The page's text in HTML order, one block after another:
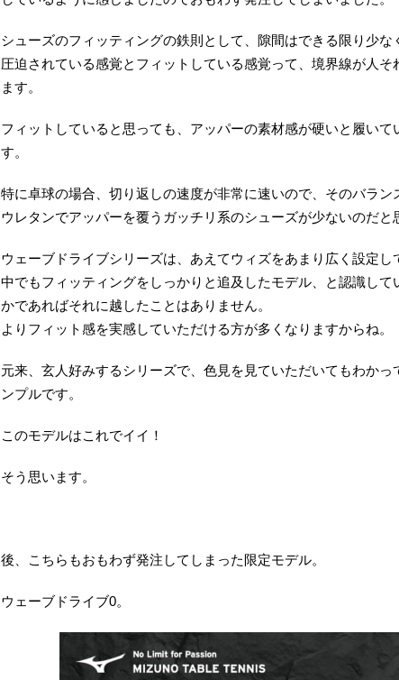
シューズのフィッティングの鉄則として、隙間はできる限り少な
圧迫されている感覚とフィットしている感覚って、境界線が人そ
ます。
フィットしていると思っても、アッパーの素材感が硬いと履いて
す。
特に卓球の場合、切り返しの速度が非常に速いので、そのバラン
ウレタンでアッパーを覆うガッチリ系のシューズが少ないのだと
ウェーブドライブシリーズは、あえてウィズをあまり広く設定
中でもフィッティングをしっかりと追及したモデル、と認識し
かであればそれに越したことはありません。
よりフィット感を実感していただける方が多くなりますからね。
元来、玄人好みするシリーズで、色見を見ていただいてもわかっ
ンプルです。
このモデルはこれでイイ！
そう思います。
後、こちらもおもわず発注してしまった限定モデル。
ウェーブドライブ0。